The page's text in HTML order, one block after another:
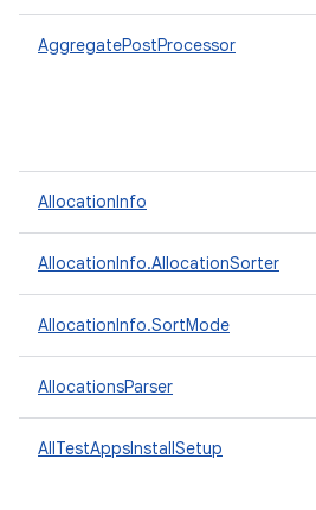
AggregatePostProcessor
AllocationInfo
AllocationInfo.AllocationSorter
AllocationInfo.SortMode
AllocationsParser
AllTestAppsInstallSetup